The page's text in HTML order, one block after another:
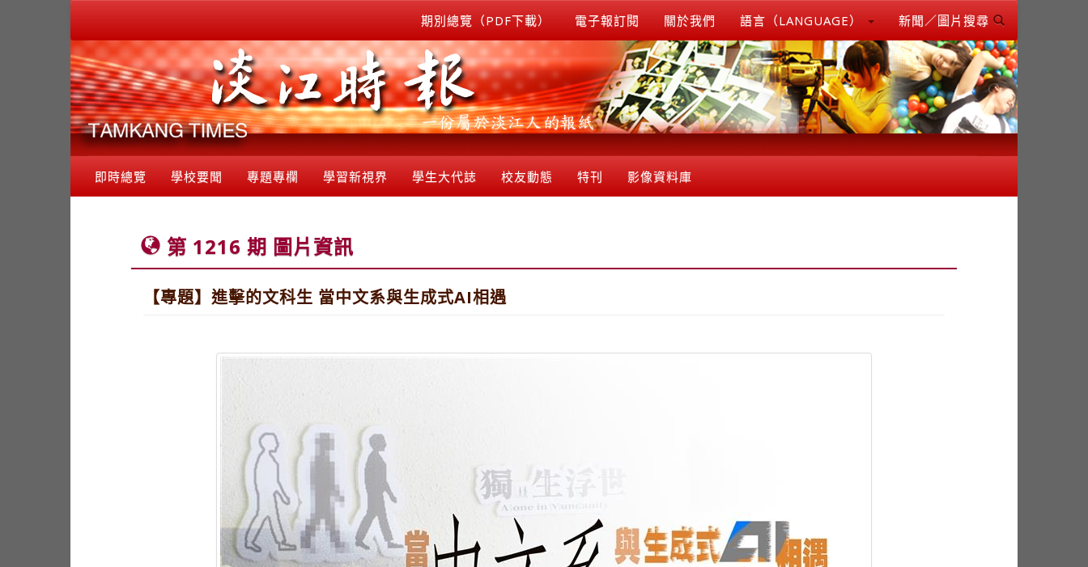
期別總覽（PDF下載） 電子報訂閱 關於我們 語言（LANGUAGE） 新聞／圖片搜尋
即時總覽 學校要聞 專題專欄 學習新視界 學生大代誌 校友動態 特刊 影像資料庫
第 1216 期 圖片資訊
【專題】進擊的文科生 當中文系與生成式AI相遇